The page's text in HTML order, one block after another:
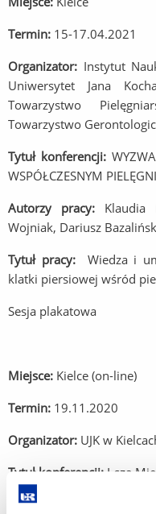
Termin: 15-17.04.2021
Organizator: Instytut
Uniwersytet Jana
Towarzystwo
Towarzystwo
Tytuł konferencji:
WSPÓŁCZESNYM
Autorzy pracy: Klaudia
Wojniak, Dariusz
Tytuł pracy:Wiedza i
klatki piersiowej wśród
Sesja plakatowa
Miejsce: Kielce (on-line)
Termin: 19.11.2020
Organizator: UJK w
Tytuł konferencji: I-sza
zwiększająca jakość